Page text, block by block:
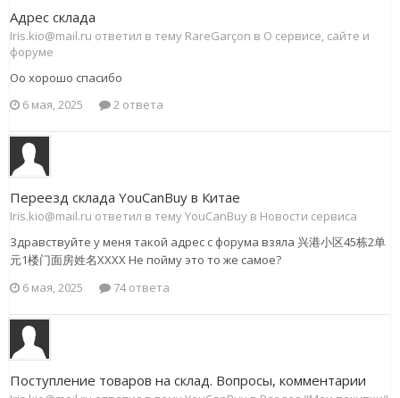
Адрес склада
Iris.kio@mail.ru ответил в тему RareGarçon в О сервисе, сайте и
форуме
Оо хорошо спасибо
6 мая, 2025
2 ответа
Переезд склада YouCanBuy в Китае
Iris.kio@mail.ru ответил в тему YouCanBuy в Новости сервиса
Здравствуйте у меня такой адрес с форума взяла 兴港小区45栋2单
元1楼门面房姓名ХХХХ Не пойму это то же самое?
6 мая, 2025
74 ответа
Поступление товаров на склад. Вопросы, комментарии